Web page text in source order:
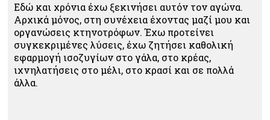
Εδώ και χρόνια έχω ξεκινήσει αυτόν τον αγώνα.
Αρχικά μόνος, στη συνέχεια έχοντας μαζί μου και
οργανώσεις κτηνοτρόφων. Έχω προτείνει
συγκεκριμένες λύσεις, έχω ζητήσει καθολική
εφαρμογή ισοζυγίων στο γάλα, στο κρέας,
ιχνηλατήσεις στο μέλι, στο κρασί και σε πολλά
άλλα.